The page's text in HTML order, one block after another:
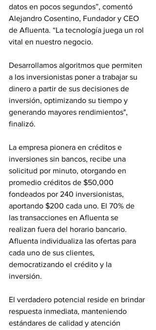
datos en pocos segundos”, comentó
Alejandro Cosentino, Fundador y CEO
de Afluenta. “La tecnología juega un rol
vital en nuestro negocio.
Desarrollamos algoritmos que permiten
a los inversionistas poner a trabajar su
dinero a partir de sus decisiones de
inversión, optimizando su tiempo y
generando mayores rendimientos",
finalizó.
La empresa pionera en créditos e
inversiones sin bancos, recibe una
solicitud por minuto, otorgando en
promedio créditos de $50,000
fondeados por 240 inversionistas,
aportando $200 cada uno. El 70% de
las transacciones en Afluenta se
realizan fuera del horario bancario.
Afluenta individualiza las ofertas para
cada uno de sus clientes,
democratizando el crédito y la
inversión.
El verdadero potencial reside en brindar
respuesta inmediata, manteniendo
estándares de calidad y atención